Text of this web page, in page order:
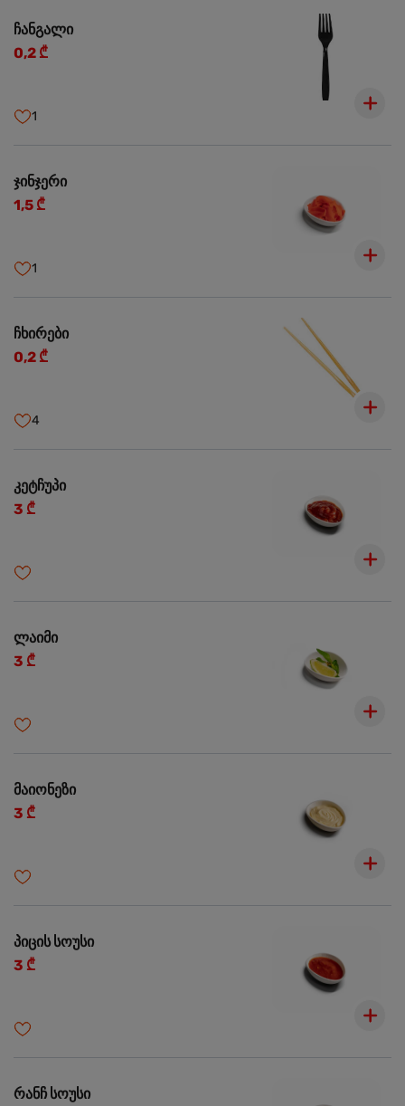
ჩანგალი
0,2 ₾
1
ჯინჯერი
1,5 ₾
1
ჩხირები
0,2 ₾
4
კეტჩუპი
3 ₾
ლაიმი
3 ₾
მაიონეზი
3 ₾
პიცის სოუსი
3 ₾
რანჩ სოუსი